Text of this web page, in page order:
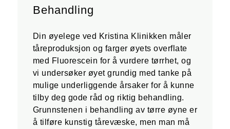
Behandling
Din øyelege ved Kristina Klinikken måler
tåreproduksjon og farger øyets overflate
med Fluorescein for å vurdere tørrhet, og
vi undersøker øyet grundig med tanke på
mulige underliggende årsaker for å kunne
tilby deg gode råd og riktig behandling.
Grunnstenen i behandling av tørre øyne er
å tilføre kunstig tårevæske, men man må